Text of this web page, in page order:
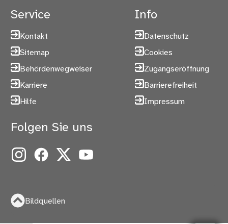
Service
Kontakt
Sitemap
Behördenwegweiser
Karriere
Hilfe
Info
Datenschutz
Cookies
Zugangseröffnung
Barrierefreiheit
Impressum
Folgen Sie uns
InstagramFacebook
X YouTube
Bildquellen